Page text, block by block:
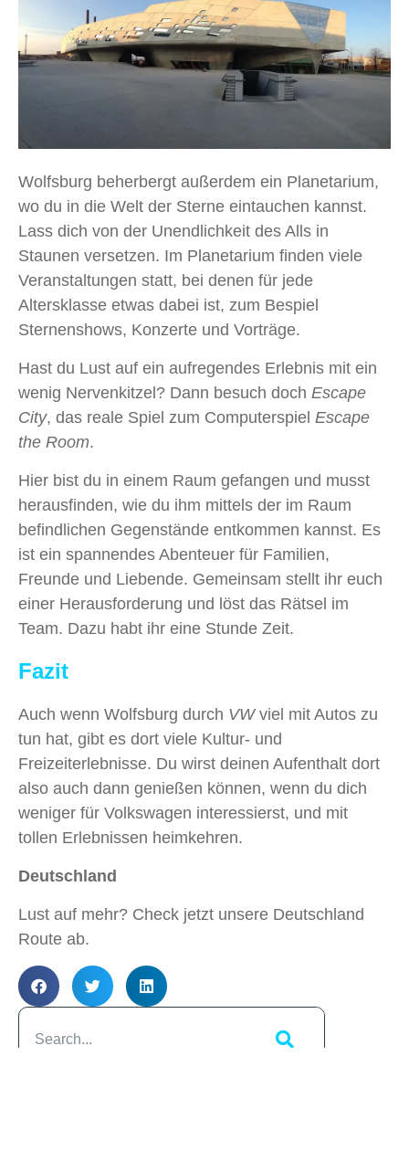
Wolfsburg beherbergt außerdem ein Planetarium,
wo du in die Welt der Sterne eintauchen kannst.
Lass dich von der Unendlichkeit des Alls in
Staunen versetzen. Im Planetarium finden viele
Veranstaltungen statt, bei denen für jede
Altersklasse etwas dabei ist, zum Bespiel
Sternenshows, Konzerte und Vorträge.
Hast du Lust auf ein aufregendes Erlebnis mit ein
wenig Nervenkitzel? Dann besuch doch Escape
City, das reale Spiel zum Computerspiel Escape
the Room.
Hier bist du in einem Raum gefangen und musst
herausfinden, wie du ihm mittels der im Raum
befindlichen Gegenstände entkommen kannst. Es
ist ein spannendes Abenteuer für Familien,
Freunde und Liebende. Gemeinsam stellt ihr euch
einer Herausforderung und löst das Rätsel im
Team. Dazu habt ihr eine Stunde Zeit.
Fazit
Auch wenn Wolfsburg durch VWviel mit Autos zu
tun hat, gibt es dort viele Kultur- und
Freizeiterlebnisse. Du wirst deinen Aufenthalt dort
also auch dann genießen können, wenn du dich
weniger für Volkswagen interessierst, und mit
tollen Erlebnissen heimkehren.
Deutschland
Lust auf mehr? Check jetzt unsere Deutschland
Route ab.